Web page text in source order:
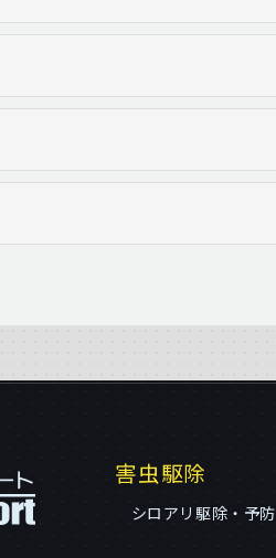
害虫駆除
シロアリ駆除・予防